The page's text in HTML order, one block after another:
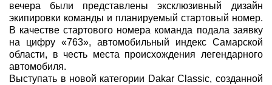
вечера были представлены эксклюзивный дизайн
экипировки команды и планируемый стартовый номер.
В качестве стартового номера команда подала заявку
на цифру «763», автомобильный индекс Самарской
области, в честь места происхождения легендарного
автомобиля.
Выступать в новой категории Dakar Classic, созданной